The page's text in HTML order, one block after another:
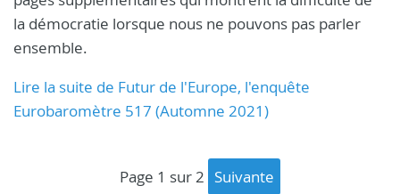
la démocratie lorsque nous ne pouvons pas parler
ensemble.
Lire la suite de Futur de l'Europe, l'enquête
Eurobaromètre 517 (Automne 2021)
page 1 sur 2 suivante